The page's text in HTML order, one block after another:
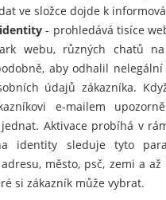
ve složce dojde k
- prohledává tisíce
webu, různých chatů
aby odhalil nelegální
údajů zákazníka.
e-mailem
Aktivace probíhá v
identity sleduje tyto
město, psč, zemi a až
si zákazník může vybrat.